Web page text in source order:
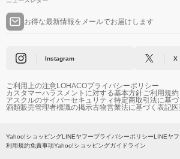
お得な最新情報をメールでお届けします
Instagram X
ご利用上の注意LOHACOプライバシーポリシー
カスタマーハラスメントに対する基本方針ご利用規約
アスクルのサイバーセキュリティ特定商取引法に基
酒類販売管理者標識の掲示古物営業法に基づく表記
Yahoo!ショッピングLINEヤフープライバシーポリシーLINEヤ
利用規約免責事項Yahoo!ショッピングガイドライン